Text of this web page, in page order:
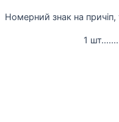
Номерний знак на
1